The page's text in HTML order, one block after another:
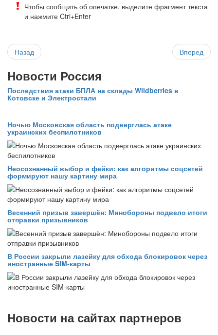
Чтобы сообщить об опечатке, выделите фрагмент текста
и нажмите Ctrl+Enter
Назад Вперед
Новости Россия
Последствия атаки БПЛА на склады Wildberries в
Котовске и Электростали
Ночью Московская область подверглась атаке
украинских беспилотников
Неосознанный выбор и фейки: как алгоритмы соцсетей
формируют нашу картину мира
Весенний призыв завершён: Минобороны подвело итоги
отправки призывников
В России закрыли лазейку для обхода блокировок через
иностранные SIM-карты
Новости на сайтах партнеров